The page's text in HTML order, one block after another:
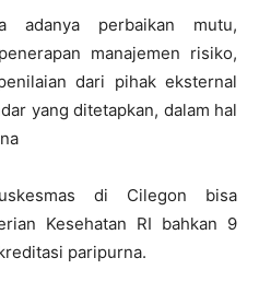
adanya perbaikan mutu,
manajemen risiko,
dari pihak eksternal
yang ditetapkan, dalam hal
di Cilegon bisa
Kesehatan RI bahkan 9
paripurna.